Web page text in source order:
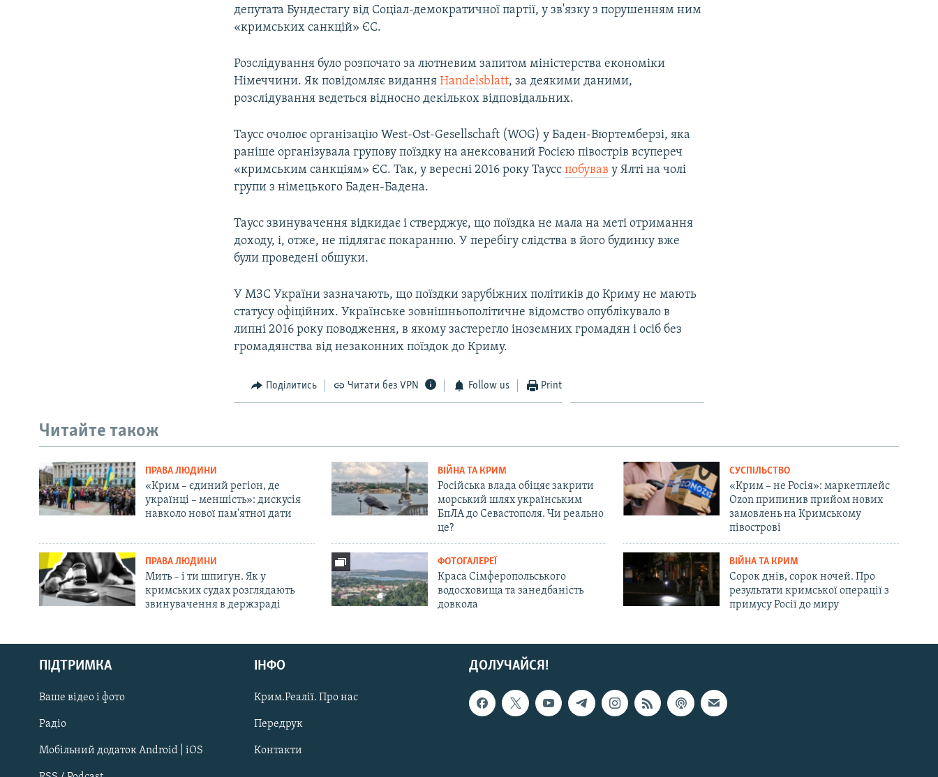
Русский
Qırımtatar
ДОЛУЧАЙСЯ!
депутата Бундестагу від Соціал-демократичної партії, у зв'язку з порушенням ним
«кримських санкцій» ЄС.
Розслідування було розпочато за лютневим запитом міністерства економіки
Німеччини. Як повідомляє виданняHandelsblatt, за деякими даними,
розслідування ведеться відносно декількох відповідальних.
Таусс очолює організацію West-Ost-Gesellschaft (WOG) у Баден-Вюртемберзі, яка
раніше організувала групову поїздку на анексований Росією півострів всупереч
«кримським санкціям» ЄС. Так, у вересні 2016 року Таусспобував у Ялті на чолі
групи з німецького Баден-Бадена.
Таусс звинувачення відкидає і стверджує, що поїздка не мала на меті отримання
доходу, і, отже, не підлягає покаранню. У перебігу слідства в його будинку вже
були проведені обшуки.
У МЗС України зазначають, що поїздки зарубіжних політиків до Криму не мають
статусу офіційних. Українське зовнішньополітичне відомство опублікувало в
липні 2016 року поводження, в якому застерегло іноземних громадян і осіб без
громадянства від незаконних поїздок до Криму.
Поділитись Читати без VPN Follow us Print
Читайте також
ПРАВА ЛЮДИНИ
«Крим – єдиний регіон, де
українці – меншість»: дискусія
навколо нової пам'ятної дати
ВІЙНА ТА КРИМ
Російська влада обіцяє закрити
морський шлях українським
БпЛА до Севастополя. Чи реально
це?
СУСПІЛЬСТВО
«Крим – не Росія»: маркетплейс
Ozon припинив прийом нових
замовлень на Кримському
півострові
ПРАВА ЛЮДИНИ
Мить – і ти шпигун. Як у
кримських судах розглядають
звинувачення в держзраді
ФОТОГАЛЕРЕЇ
Краса Сімферопольського
водосховища та занедбаність
довкола
ВІЙНА ТА КРИМ
Сорок днів, сорок ночей. Про
результати кримської операції з
примусу Росії до миру
ДОЛУЧАЙСЯ!
ПІДТРИМКА
Ваше відео і фото
Радіо
Мобільний додаток Android | iOS
ІНФО
Крим.Реалії. Про нас
Передрук
Контакти